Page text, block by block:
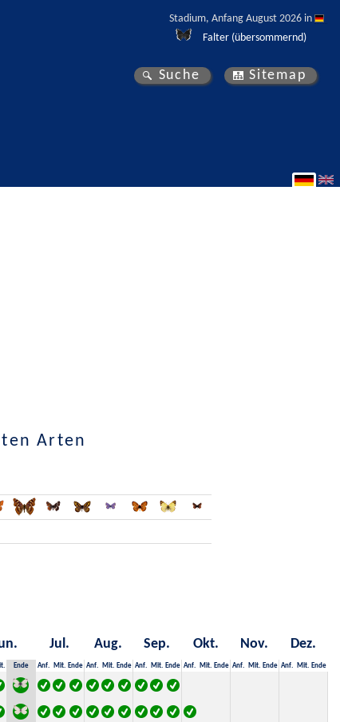
Stadium, Anfang August 2026 in
Falter (übersommernd)
Suche Sitemap
Arten
Jul. Aug. Sep. Okt. Nov. Dez.
Ende Anf. Mit. Ende Anf. Mit. Ende Anf. Mit. Ende Anf. Mit. Ende Anf. Mit. Ende Anf. Mit. Ende